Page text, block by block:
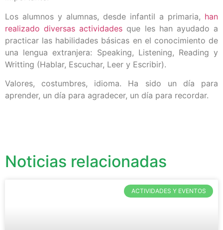
Los alumnos y alumnas, desde infantil a primaria, han
realizado diversas actividades que les han ayudado a
practicar las habilidades básicas en el conocimiento de
una lengua extranjera: Speaking, Listening, Reading y
Writting (Hablar, Escuchar, Leer y Escribir).
Valores, costumbres, idioma. Ha sido un día para
aprender, un día para agradecer, un día para recordar.
Noticias relacionadas
ACTIVIDADES Y EVENTOS